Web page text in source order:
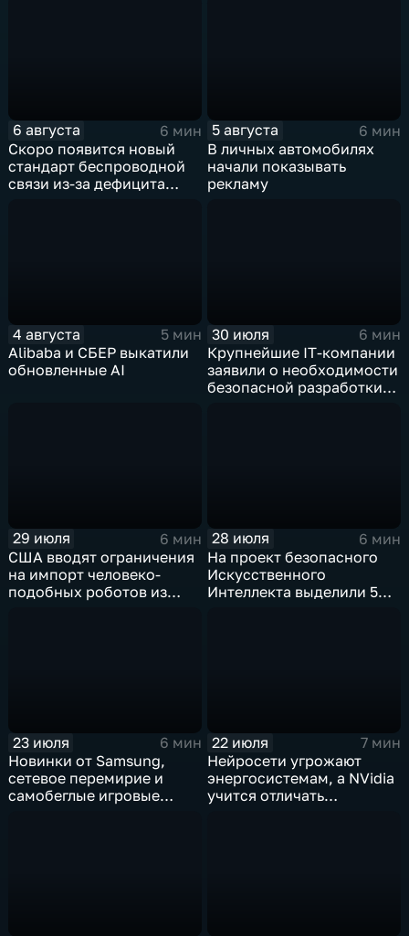
6 августа
6 мин
Скоро появится новый
стандарт беспроводной
связи из-за дефицита
5 августа
6 мин
В личных автомобилях
начали показывать
рекламу
4 августа
5 мин
Alibaba и СБЕР выкатили
обновленные AI
30 июля
6 мин
Крупнейшие IT‑компании
заявили о необходимости
безопасной разработки
29 июля
6 мин
США вводят ограничения
на импорт человеко-
подобных роботов из
28 июля
6 мин
На проект безопасного
Искусственного
Интеллекта выделили 5
23 июля
6 мин
Новинки от Samsung,
сетевое перемирие и
самобеглые игровые
22 июля
7 мин
Нейросети угрожают
энергосистемам, а NVidia
учится отличать